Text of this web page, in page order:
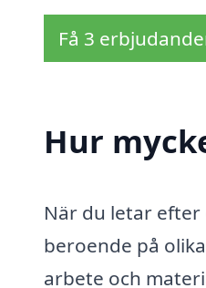
Få 3
Hur
När du letar
beroende på
arbete och